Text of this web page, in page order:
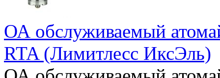
ОА обслуживаемый
RTA (Лимитлесс ИксЭль)